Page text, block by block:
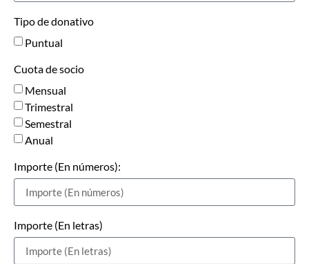
Tipo de donativo
Puntual
Cuota de socio
Mensual
Trimestral
Semestral
Anual
Importe (En números):
Importe (En letras)